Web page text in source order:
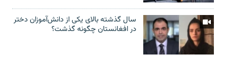
سال گذشته بالای یکی از دانش‌آموزان دختر
در افغانستان چگونه گذشت؟